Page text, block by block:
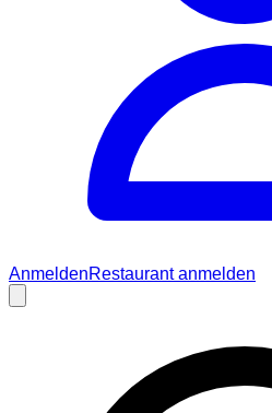
AnmeldenRestaurant anmelden